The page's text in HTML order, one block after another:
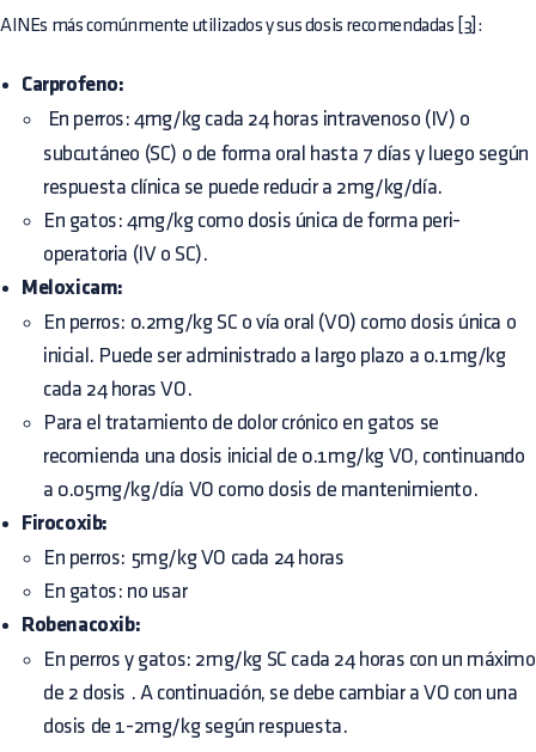
AINEs más comúnmente utilizados y sus dosis recomendadas [3]:
Carprofeno:
En perros: 4mg/kg cada 24 horas intravenoso (IV) o
subcutáneo (SC) o de forma oral hasta 7 días y luego según
respuesta clínica se puede reducir a 2mg/kg/día.
En gatos: 4mg/kg como dosis única de forma peri-
operatoria (IV o SC).
Meloxicam:
En perros: 0.2mg/kg SC o vía oral (VO) como dosis única o
inicial. Puede ser administrado a largo plazo a 0.1mg/kg
cada 24 horas VO.
Para el tratamiento de dolor crónico en gatos se
recomienda una dosis inicial de 0.1mg/kg VO, continuando
a 0.05mg/kg/día VO como dosis de mantenimiento.
Firocoxib:
En perros: 5mg/kg VO cada 24 horas
En gatos: no usar
Robenacoxib:
En perros y gatos: 2mg/kg SC cada 24 horas con un máximo
de 2 dosis . A continuación, se debe cambiar a VO con una
dosis de 1-2mg/kg según respuesta.